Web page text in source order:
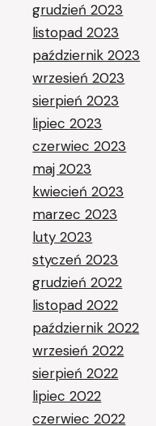
grudzień 2023
listopad 2023
październik 2023
wrzesień 2023
sierpień 2023
lipiec 2023
czerwiec 2023
maj 2023
kwiecień 2023
marzec 2023
luty 2023
styczeń 2023
grudzień 2022
listopad 2022
październik 2022
wrzesień 2022
sierpień 2022
lipiec 2022
czerwiec 2022